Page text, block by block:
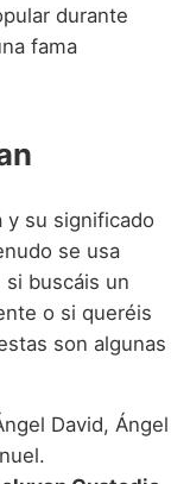
durante
fama
y su significado
se usa
buscáis un
o si queréis
son algunas
David, Ángel